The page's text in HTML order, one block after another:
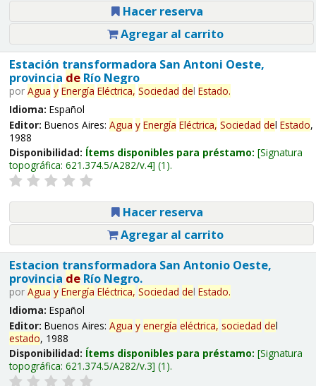
Hacer reserva
Agregar al carrito
Estación transformadora San Antoni Oeste,
provincia deRío Negro
por Agua y Energía Eléctrica, Sociedad del Estado.
Idioma: Español
Editor: Buenos Aires: Agua y Energía Eléctrica, Sociedad del Estado,
1988
Disponibilidad: Ítems disponibles para préstamo: Signatura
topográfica: 621.374.5/A282/v.4 (1).
Hacer reserva
Agregar al carrito
Estacion transformadora San Antonio Oeste,
provincia deRío Negro.
por Agua y Energía Eléctrica, Sociedad del Estado.
Idioma: Español
Editor: Buenos Aires: Agua y energía eléctrica, sociedad del
estado, 1988
Disponibilidad: Ítems disponibles para préstamo: Signatura
topográfica: 621.374.5/A282/v.3 (1).